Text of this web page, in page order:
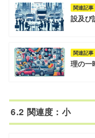
関連記事
設及び
関連記事
理の一
6.2 関連度：小